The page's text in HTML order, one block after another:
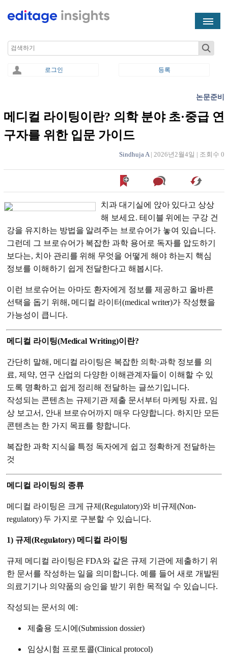
Search
로그인 등록
논문준비
메디컬 라이팅이란? 의학 분야 초·중급 연
구자를 위한 입문 가이드
Sindhuja A| 2026년2월4일 | 조회수 0
치과 대기실에 앉아 있다고 상상
해 보세요. 테이블 위에는 구강 건
강을 유지하는 방법을 알려주는 브로슈어가 놓여 있습니다.
그런데 그 브로슈어가 복잡한 과학 용어로 독자를 압도하기
보다는, 치아 관리를 위해 무엇을 어떻게 해야 하는지 핵심
정보를 이해하기 쉽게 전달한다고 해봅시다.
이런 브로슈어는 아마도 환자에게 정보를 제공하고 올바른
선택을 돕기 위해, 메디컬 라이터(medical writer)가 작성했을
가능성이 큽니다.
메디컬 라이팅(Medical Writing)이란?
간단히 말해, 메디컬 라이팅은 복잡한 의학·과학 정보를 의
료, 제약, 연구 산업의 다양한 이해관계자들이 이해할 수 있
도록 명확하고 쉽게 정리해 전달하는 글쓰기입니다.
작성되는 콘텐츠는 규제기관 제출 문서부터 마케팅 자료, 임
상 보고서, 안내 브로슈어까지 매우 다양합니다. 하지만 모든
콘텐츠는 한 가지 목표를 향합니다.
복잡한 과학 지식을 특정 독자에게 쉽고 정확하게 전달하는
것
메디컬 라이팅의 종류
메디컬 라이팅은 크게 규제(Regulatory)와 비규제(Non-
regulatory) 두 가지로 구분할 수 있습니다.
1) 규제(Regulatory) 메디컬 라이팅
규제 메디컬 라이팅은 FDA와 같은 규제 기관에 제출하기 위
한 문서를 작성하는 일을 의미합니다. 예를 들어 새로 개발된
의료기기나 의약품의 승인을 받기 위한 목적일 수 있습니다.
작성되는 문서의 예:
제출용 도시에(Submission dossier)
임상시험 프로토콜(Clinical protocol)